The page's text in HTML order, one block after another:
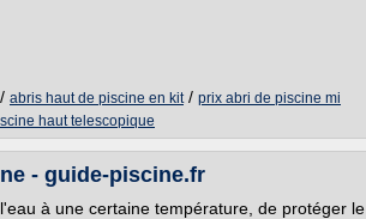
/ abris haut de piscine en kit/ prix abri de piscine mi
haut telescopique
- guide-piscine.fr
à une certaine température, de protéger le